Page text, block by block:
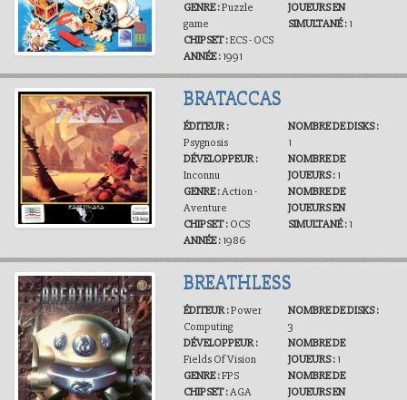
GENRE :Puzzle
game
CHIPSET :ECS - OCS
ANNÉE :1991
JOUEURS EN
SIMULTANÉ :1
BRATACCAS
ÉDITEUR :
Psygnosis
DÉVELOPPEUR :
Inconnu
GENRE :Action -
Aventure
CHIPSET :OCS
ANNÉE :1986
NOMBRE DE DISKS :
1
NOMBRE DE
JOUEURS :1
NOMBRE DE
JOUEURS EN
SIMULTANÉ :1
BREATHLESS
ÉDITEUR :Power
Computing
DÉVELOPPEUR :
Fields Of Vision
GENRE :FPS
CHIPSET :AGA
NOMBRE DE DISKS :
3
NOMBRE DE
JOUEURS :1
NOMBRE DE
JOUEURS EN